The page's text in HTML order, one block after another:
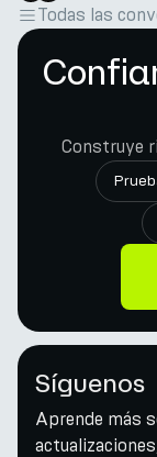
Todas las
Construye
Síguenos
Aprende más